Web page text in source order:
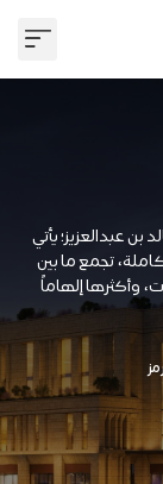
عبدالعزيز؛ يأتي
تجمع ما بين
وأكثرها إلهاماً